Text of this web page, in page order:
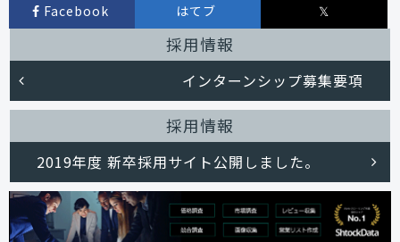
Facebook はてブ 𝕏
採用情報
インターンシップ募集要項
採用情報
2019年度 新卒採用サイト公開しました。